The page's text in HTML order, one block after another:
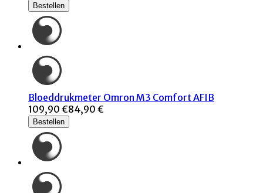
Bestellen
Bloeddrukmeter Omron M3 Comfort AFIB
109,90 €84,90 €
Bestellen